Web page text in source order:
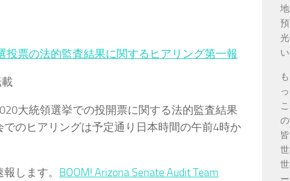
票の法的監査結果に関するヒアリング第一報
大統領選挙での投開票に関する法的監査結果
のヒアリングは予定通り日本時間の午前4時か
します。 BOOM! Arizona Senate Audit Team